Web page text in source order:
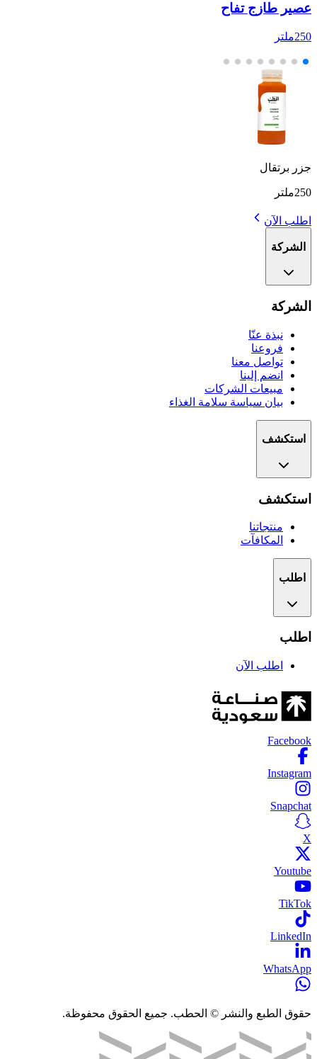
عصير طازج تفاح
250ملتر
جزر برتقال
250ملتر
اطلب الآن
الشركة
الشركة
نبذة عنّا
فروعنا
تواصل معنا
انضم إلينا
مبيعات الشركات
بيان سياسة سلامة الغذاء
استكشف
استكشف
منتجاتنا
المكافآت
اطلب
اطلب
اطلب الآن
Facebook
Instagram
Snapchat
X
Youtube
TikTok
LinkedIn
WhatsApp
حقوق الطبع والنشر © الحطب. جميع الحقوق محفوظة.